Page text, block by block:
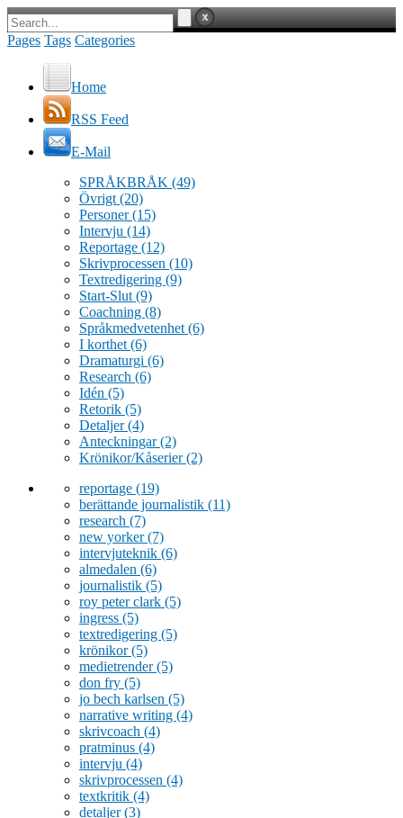
Pages Tags Categories
Home
RSS Feed
E-Mail
SPRÅKBRÅK (49)
Övrigt (20)
Personer(15)
Intervju (14)
Reportage (12)
Skrivprocessen (10)
Textredigering (9)
Start-Slut (9)
Coachning (8)
Språkmedvetenhet (6)
I korthet (6)
Dramaturgi (6)
Research (6)
Idén (5)
Retorik (5)
Detaljer(4)
Anteckningar(2)
Krönikor/Kåserier(2)
reportage (19)
berättande journalistik (11)
research (7)
new yorker(7)
intervjuteknik (6)
almedalen (6)
journalistik (5)
roy peter clark (5)
ingress (5)
textredigering (5)
krönikor(5)
medietrender(5)
don fry (5)
jo bech karlsen (5)
narrative writing (4)
skrivcoach (4)
pratminus (4)
intervju (4)
skrivprocessen (4)
textkritik (4)
detaljer(3)